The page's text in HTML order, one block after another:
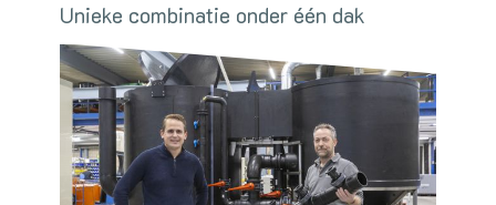
Unieke combinatie onder één dak